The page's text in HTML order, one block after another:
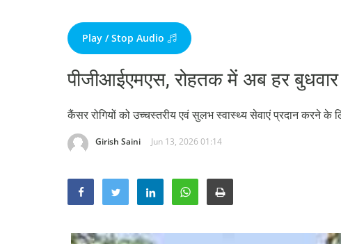
Play / Stop Audio
पीजीआईएमएस, रोहतक में अब हर
कैंसर रोगियों को उच्चस्तरीय एवं सुलभ स्वास्थ्य सेवाएं प्रदान करने
Girish Saini Jun 13, 2026 01:14